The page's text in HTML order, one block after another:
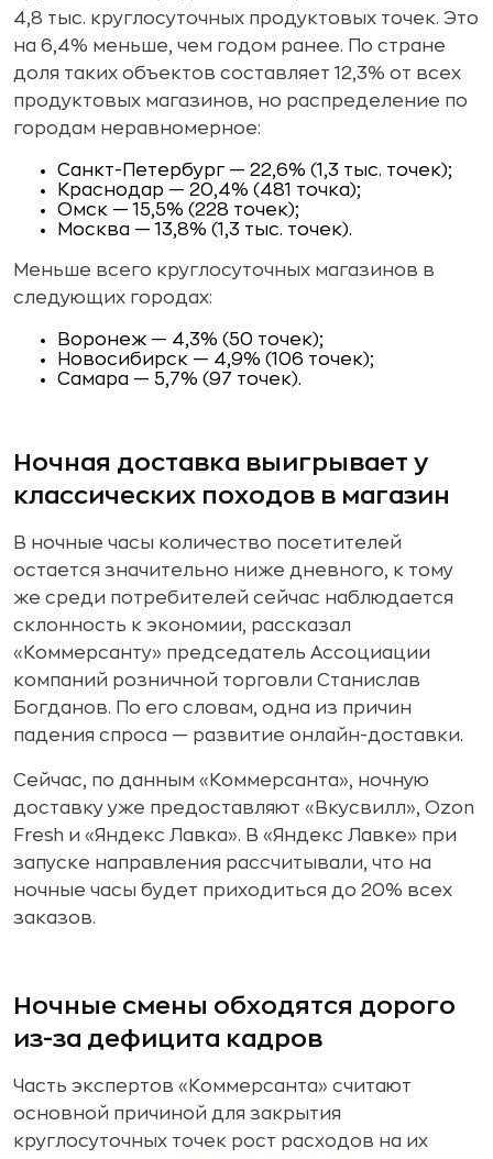
4,8 тыс. круглосуточных продуктовых точек. Это
на 6,4% меньше, чем годом ранее. По стране
доля таких объектов составляет 12,3% от всех
продуктовых магазинов, но распределение по
городам неравномерное:
Санкт-Петербург — 22,6% (1,3 тыс. точек);
Краснодар — 20,4% (481 точка);
Омск — 15,5% (228 точек);
Москва — 13,8% (1,3 тыс. точек).
Меньше всего круглосуточных магазинов в
следующих городах:
Воронеж — 4,3% (50 точек);
Новосибирск — 4,9% (106 точек);
Самара — 5,7% (97 точек).
Ночная доставка выигрывает у
классических походов в магазин
В ночные часы количество посетителей
остается значительно ниже дневного, к тому
же среди потребителей сейчас наблюдается
склонность к экономии, рассказал
«Коммерсанту» председатель Ассоциации
компаний розничной торговли Станислав
Богданов. По его словам, одна из причин
падения спроса — развитие онлайн-доставки.
Сейчас, по данным «Коммерсанта», ночную
доставку уже предоставляют «Вкусвилл», Ozon
Fresh и «Яндекс Лавка». В «Яндекс Лавке» при
запуске направления рассчитывали, что на
ночные часы будет приходиться до 20% всех
заказов.
Ночные смены обходятся дорого
из-за дефицита кадров
Часть экспертов «Коммерсанта» считают
основной причиной для закрытия
круглосуточных точек рост расходов на их